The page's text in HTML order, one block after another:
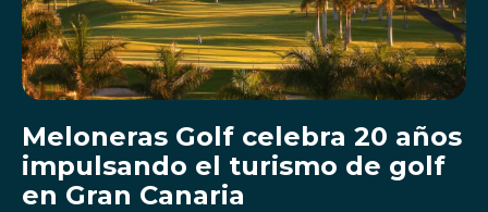
Meloneras Golf celebra 20 años
impulsando el turismo de golf
en Gran Canaria